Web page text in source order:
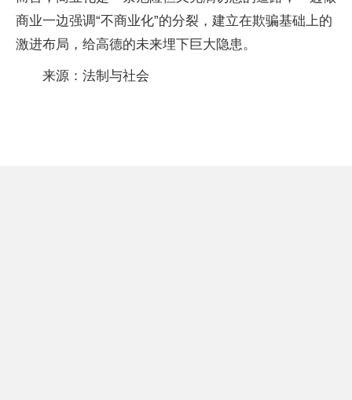
商业一边强调“不商业化”的分裂，建立在欺骗基础上的
激进布局，给高德的未来埋下巨大隐患。
来源：法制与社会